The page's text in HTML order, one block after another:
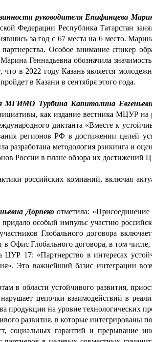
руководителя Епифанцева
Федерации Республика Татарстан
за год с 67 места на 6 место.
Особое внимание спикер
Геннадьевна обозначила
в 2022 году Казань является
в Казани в сентября этого года.
МГИМО Турбина Капитолина
как издание вестника МЦУР на
диктанта «Вместе к
регионов РФ в достижении целей
методология рэнкинга и
России в плане обзора их достижений
российских компаний, включая
Дорпеко отметила:
особый импульс участию
Глобального договора
Офис Глобального договора, в том
17: «Партнерство в интересах
Это важнейший базис интеграции
в области устойчивого развития,
цепочки взаимодействий в
продукции на уровне технологических
развития, в которые интегрированы
социальных гарантий и прерывание